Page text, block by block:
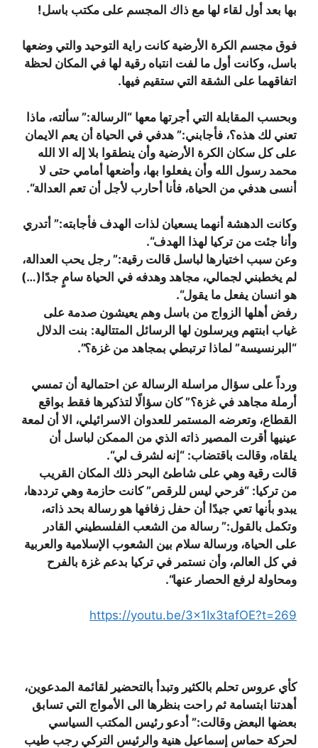
بها بعد أول لقاء لها مع ذاك المجسم على مكتب باسل!
فوق مجسم الكرة الأرضية كانت راية التوحيد والتي وضعها
باسل، وكانت أول ما لفت انتباه رقية لها في المكان لحظة
اتفاقهما على الشقة التي ستقيم فيها.
وبحسب المقابلة التي أجرتها معها “الرسالة:” سألته، ماذا
تعني لك هذه؟، فأجابني:” هدفي في الحياة أن يعم الايمان
على كل سكان الكرة الأرضية وأن ينطقوا بلا إله الا الله
محمد رسول الله وأن يفعلوا بها، وأضعها أمامي حتى لا
أنسى هدفي من الحياة، فأنا أحارب لأجل أن تعم العدالة“.
وكانت الدهشة أنهما يسعيان لذات الهدف فأجابته:” أتدري
وأنا جئت من تركيا لهذا الهدف“.
وعن سبب اختيارها لباسل قالت رقية:” رجل يحب العدالة،
لم يخطبني لجمالي، مجاهد وهدفه في الحياة سامٍ جدًا(…)
هو انسان يفعل ما يقول“.
رفض أهلها الزواج من باسل وهم يعيشون صدمة على
غياب ابنتهم ويرسلون لها الرسائل المتتالية: بنت الدلال
“البرنسيسة” لماذا ترتبطي بمجاهد من غزة؟”.
ورداً على سؤال مراسلة الرسالة عن احتمالية أن تمسي
أرملة مجاهد في غزة؟” كان سؤالًا لتذكيرها فقط بواقع
القطاع، وتعرضه المستمر للعدوان الاسرائيلي، الا أن لمعة
عينيها أقرت المصير ذاته الذي من الممكن لباسل أن
يلقاه، وقالت باقتضاب: “إنه لشرف لي“.
قالت رقية وهي على شاطئ البحر ذلك المكان القريب
من تركيا: “فرحي ليس للرقص” كانت حازمة وهي ترددها،
يبدو بأنها تعي جيدًا أن حفل زفافها هو رسالة بحد ذاته،
وتكمل بالقول:” رسالة من الشعب الفلسطيني القادر
على الحياة، ورسالة سلام بين الشعوب الإسلامية والعربية
في كل العالم، وأن نستمر في تركيا بدعم غزة بالفرح
ومحاولة لرفع الحصار عنها“.
https://youtu.be/3x1Ix3tafOE?t=269
كأي عروس تحلم بالكثير وتبدأ بالتحضير لقائمة المدعوين،
أهدتنا ابتسامة ثم راحت بنظرها الى الأمواج التي تسابق
بعضها البعض وقالت:” أدعو رئيس المكتب السياسي
لحركة حماس إسماعيل هنية والرئيس التركي رجب طيب